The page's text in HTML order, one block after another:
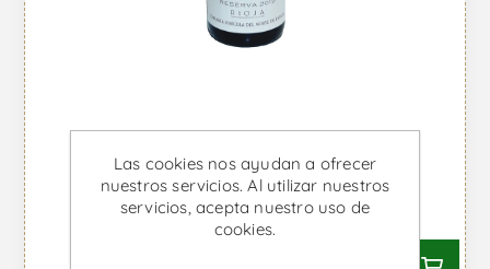
Viña Real Reserva - Vino Tinto
Desde €15,62 IVA incl.
Las cookies nos ayudan a ofrecer
nuestros servicios. Al utilizar nuestros
servicios, acepta nuestro uso de
cookies.